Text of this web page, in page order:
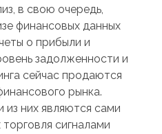
в свою очередь,
финансовых данных
о прибыли и
задолженности и
сейчас продаются
рынка.
них являются сами
сигналами